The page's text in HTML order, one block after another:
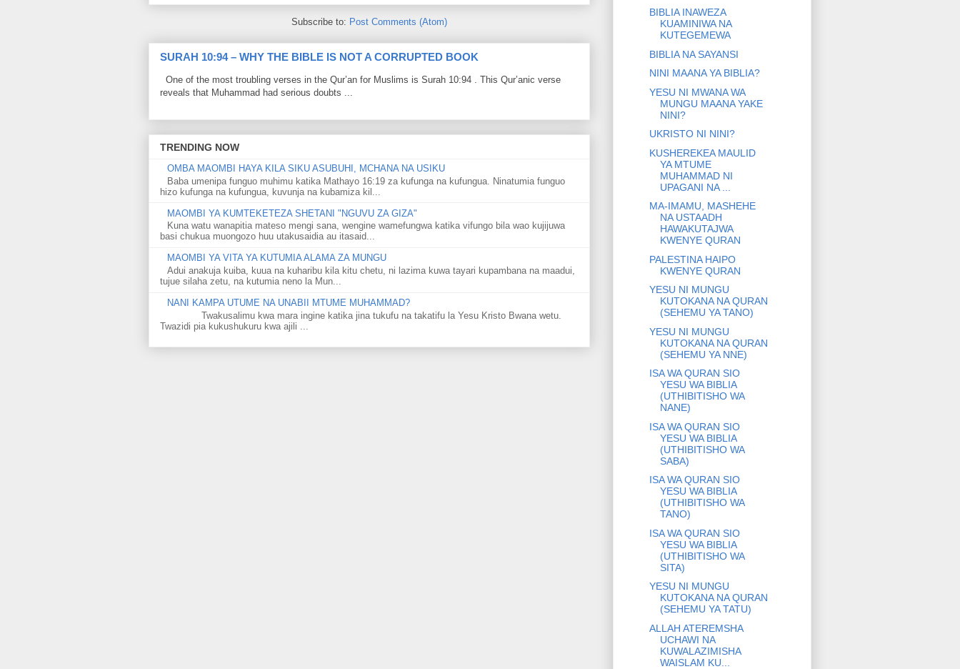
Subscribe to: Post Comments (Atom)
SURAH 10:94 – WHY THE BIBLE IS NOT A CORRUPTED BOOK
One of the most troubling verses in the Qur’an for Muslims is Surah 10:94 . This Qur’anic verse
reveals that Muhammad had serious doubts ...
TRENDING NOW
OMBA MAOMBI HAYA KILA SIKU ASUBUHI, MCHANA NA USIKU
Baba umenipa funguo muhimu katika Mathayo 16:19 za kufunga na kufungua. Ninatumia funguo
hizo kufunga na kufungua, kuvunja na kubamiza kil...
MAOMBI YA KUMTEKETEZA SHETANI "NGUVU ZA GIZA"
Kuna watu wanapitia mateso mengi sana, wengine wamefungwa katika vifungo bila wao kujijuwa
basi chukua muongozo huu utakusaidia au itasaid...
MAOMBI YA VITA YA KUTUMIA ALAMA ZA MUNGU
Adui anakuja kuiba, kuua na kuharibu kila kitu chetu, ni lazima kuwa tayari kupambana na maadui,
tujue silaha zetu, na kutumia neno la Mun...
NANI KAMPA UTUME NA UNABII MTUME MUHAMMAD?
Twakusalimu kwa mara ingine katika jina tukufu na takatifu la Yesu Kristo Bwana wetu.
Twazidi pia kukushukuru kwa ajili ...
BIBLIA INAWEZA
KUAMINIWA NA
KUTEGEMEWA
BIBLIA NA SAYANSI
NINI MAANA YA BIBLIA?
YESU NI MWANA WA
MUNGU MAANA YAKE
NINI?
UKRISTO NI NINI?
KUSHEREKEA MAULID
YA MTUME
MUHAMMAD NI
UPAGANI NA ...
MA-IMAMU, MASHEHE
NA USTAADH
HAWAKUTAJWA
KWENYE QURAN
PALESTINA HAIPO
KWENYE QURAN
YESU NI MUNGU
KUTOKANA NA QURAN
(SEHEMU YA TANO)
YESU NI MUNGU
KUTOKANA NA QURAN
(SEHEMU YA NNE)
ISA WA QURAN SIO
YESU WA BIBLIA
(UTHIBITISHO WA
NANE)
ISA WA QURAN SIO
YESU WA BIBLIA
(UTHIBITISHO WA
SABA)
ISA WA QURAN SIO
YESU WA BIBLIA
(UTHIBITISHO WA
TANO)
ISA WA QURAN SIO
YESU WA BIBLIA
(UTHIBITISHO WA
SITA)
YESU NI MUNGU
KUTOKANA NA QURAN
(SEHEMU YA TATU)
ALLAH ATEREMSHA
UCHAWI NA
KUWALAZIMISHA
WAISLAM KU...